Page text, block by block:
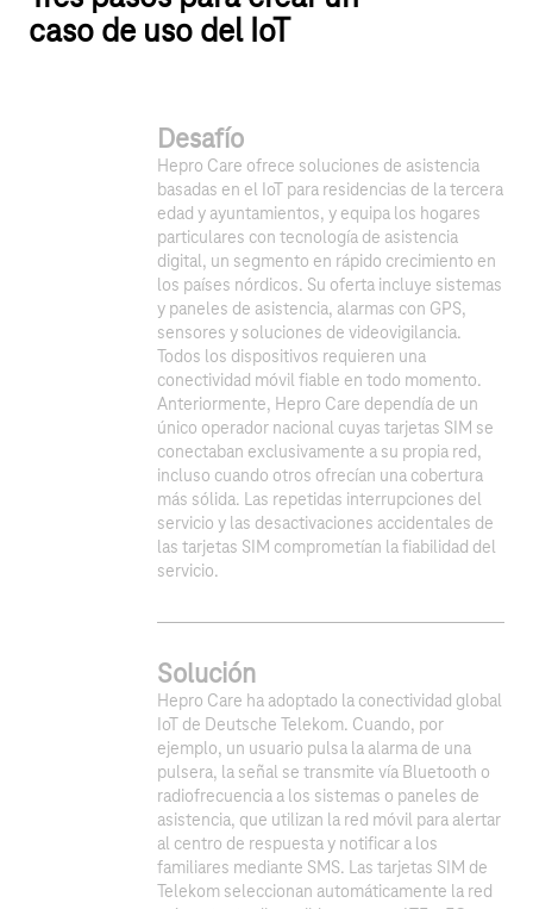
caso de uso del IoT
Desafío
Hepro Care ofrece soluciones de asistencia
basadas en el IoT para residencias de la tercera
edad y ayuntamientos, y equipa los hogares
particulares con tecnología de asistencia
digital, un segmento en rápido crecimiento en
los países nórdicos. Su oferta incluye sistemas
y paneles de asistencia, alarmas con GPS,
sensores y soluciones de videovigilancia.
Todos los dispositivos requieren una
conectividad móvil fiable en todo momento.
Anteriormente, Hepro Care dependía de un
único operador nacional cuyas tarjetas SIM se
conectaban exclusivamente a su propia red,
incluso cuando otros ofrecían una cobertura
más sólida. Las repetidas interrupciones del
servicio y las desactivaciones accidentales de
las tarjetas SIM comprometían la fiabilidad del
servicio.
Solución
Hepro Care ha adoptado la conectividad global
IoT de Deutsche Telekom. Cuando, por
ejemplo, un usuario pulsa la alarma de una
pulsera, la señal se transmite vía Bluetooth o
radiofrecuencia a los sistemas o paneles de
asistencia, que utilizan la red móvil para alertar
al centro de respuesta y notificar a los
familiares mediante SMS. Las tarjetas SIM de
Telekom seleccionan automáticamente la red